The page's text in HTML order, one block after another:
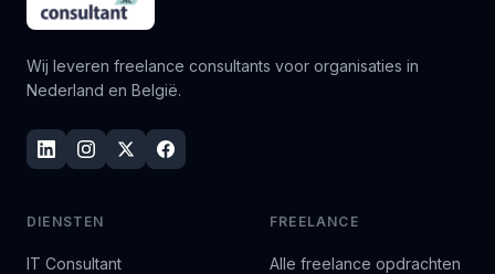
Wij leveren freelance consultants voor organisaties in
Nederland en België.
DIENSTEN
IT Consultant
FREELANCE
Alle freelance opdrachten